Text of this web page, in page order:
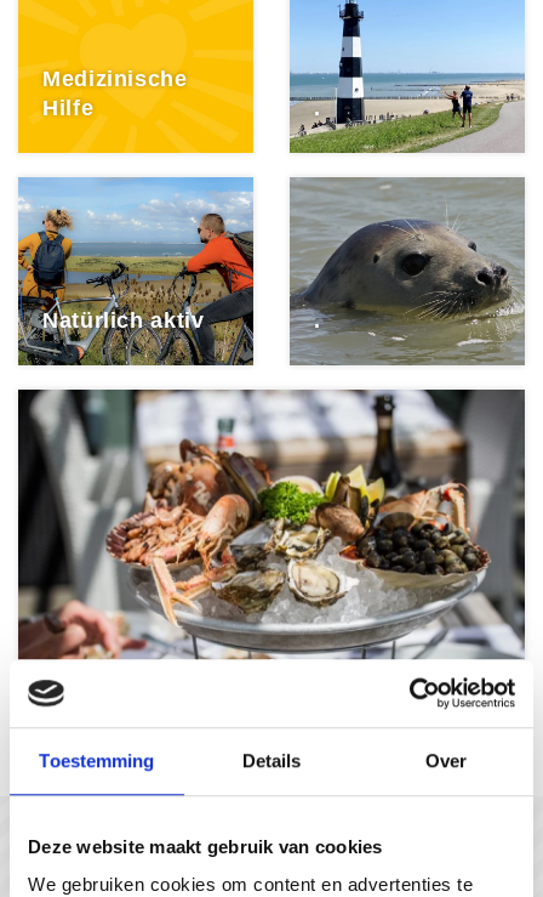
Toestemming Details Over
Deze website maakt gebruik van cookies
We gebruiken cookies om content en advertenties te
Medizinische
Hilfe
.
Natürlich aktiv .
Genuss ohne Ende
In gesprek met...
#gastvrijzeeuwsvlaanderen